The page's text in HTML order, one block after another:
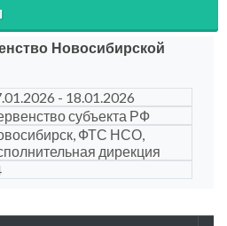
Новосибирской
- 18.01.2026
субъекта РФ
ФТС НСО,
дирекция